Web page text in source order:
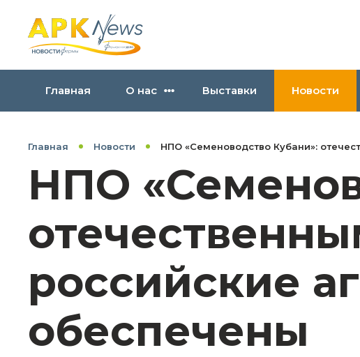
Главная О нас Выставки Новости
Главная Новости НПО «Семеноводство Кубани»:
НПО
российские
обеспечены